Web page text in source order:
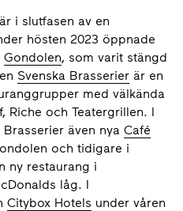
i slutfasen av en
hösten 2023 öppnade
Gondolen, som varit stängd
Svenska Brasserier är en
med välkända
Riche och Teatergrillen. I
även nya Café
och tidigare i
ny restaurang i
låg. I
Citybox Hotels under våren